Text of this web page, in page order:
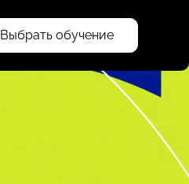
Выбрать обучение